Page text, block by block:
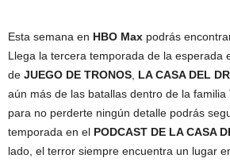
Esta semana en HBO Max podrás
Llega la tercera temporada de la esperada
de JUEGO DE TRONOS LA CASA DEL
aún más de las batallas dentro de la familia
para no perderte ningún detalle podrás
temporada en el PODCAST DE LA CASA
lado, el terror siempre encuentra un lugar